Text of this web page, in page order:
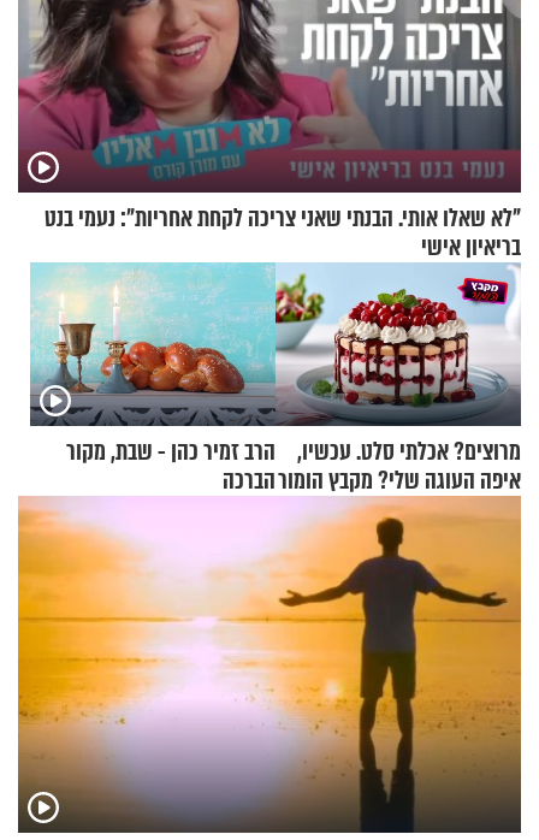
"לא שאלו אותי. הבנתי שאני צריכה לקחת אחריות": נעמי בנט
בריאיון אישי
מרוצים? אכלתי סלט. עכשיו,
איפה העוגה שלי? מקבץ הומור
כייפי מספר 1
הרב זמיר כהן - שבת, מקור
הברכה